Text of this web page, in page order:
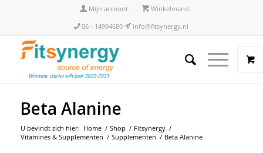
Mijn account
Winkelmand
06 - 14994680
info@fitsynergy.nl
Beta Alanine
U bevindt zich hier: Home / Shop / Fitsynergy /
Vitamines & Supplementen / Supplementen / Beta Alanine